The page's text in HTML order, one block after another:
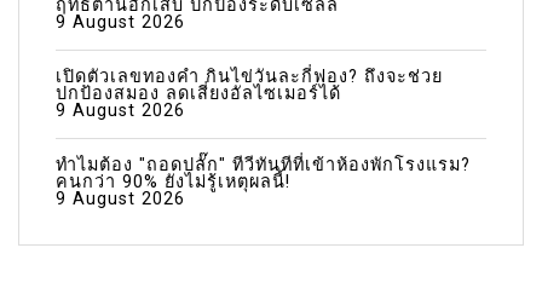
ฤทธิ์ต้านอักเสบ ปกป้องระดับเซลล์
9 August 2026
เปิดตัวเลขทองคำ กินไข่วันละกี่ฟอง? ถึงจะช่วย
ปกป้องสมอง ลดเสี่ยงอัลไซเมอร์ได้
9 August 2026
ทำไมต้อง "ถอดปลั๊ก" ทีวีทันทีที่เข้าห้องพักโรงแรม?
คนกว่า 90% ยังไม่รู้เหตุผลนี้!
9 August 2026